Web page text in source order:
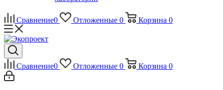
Сравнение0 Отложенные 0 Корзина 0
Сравнение0 Отложенные 0 Корзина 0